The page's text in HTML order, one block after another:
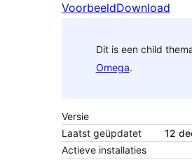
VoorbeeldDownload
Dit is een child
Omega.
Versie
Laatst geüpdatet
12
Actieve installaties